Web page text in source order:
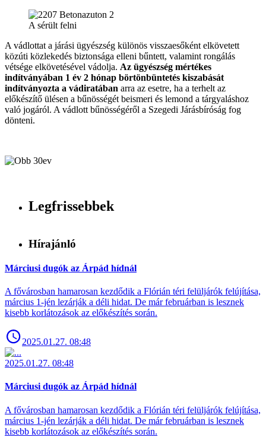
A sérült felni
A vádlottat a járási ügyészség különös visszaesőként elkövetett
közúti közlekedés biztonsága elleni bűntett, valamint rongálás
vétsége elkövetésével vádolja. Az ügyészség mértékes
indítványában 1 év 2 hónap börtönbüntetés kiszabását
indítványozta a vádiratában arra az esetre, ha a terhelt az
előkészítő ülésen a bűnösségét beismeri és lemond a tárgyaláshoz
való jogáról. A vádlott bűnösségéről a Szegedi Járásbíróság fog
dönteni.
Legfrissebbek
Hírajánló
Márciusi dugók az Árpád hídnál
A fővárosban hamarosan kezdődik a Flórián téri felüljárók felújítása,
március 1-jén lezárják a déli hidat. De már februárban is lesznek
kisebb korlátozások az előkészítés során.
2025.01.27. 08:48
2025.01.27. 08:48
Márciusi dugók az Árpád hídnál
A fővárosban hamarosan kezdődik a Flórián téri felüljárók felújítása,
március 1-jén lezárják a déli hidat. De már februárban is lesznek
kisebb korlátozások az előkészítés során.